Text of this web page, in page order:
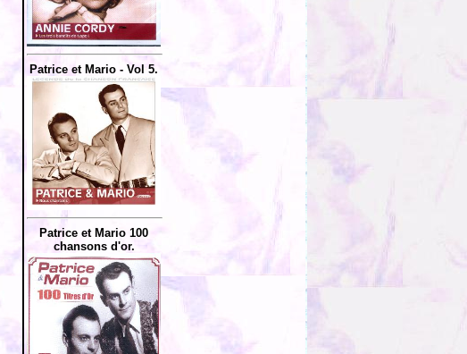
Patrice et Mario - Vol 5.
Patrice et Mario 100
chansons d'or.